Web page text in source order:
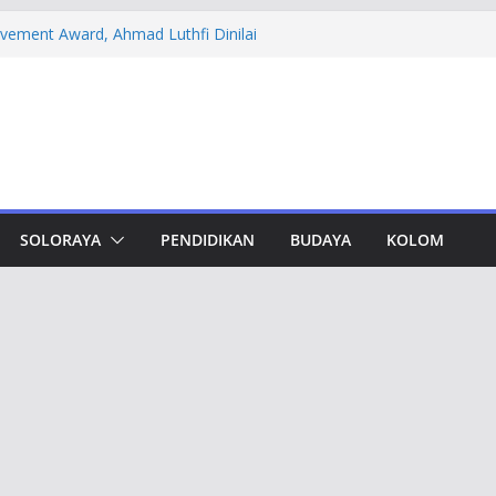
Award, Ahmad Luthfi Dinilai
Lewat Capacity Building
Ajak Aktivis Mahasiswa Tetap Kritis
Muktamar Tapak Suci, Ahmad Luthfi
Jadi Penguat Persatuan Bangsa
SOLORAYA PENDIDIKAN BUDAYA KOLOM